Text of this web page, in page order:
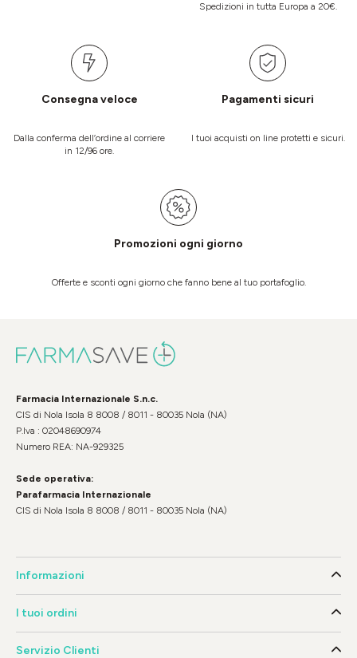
Spedizioni in tutta Europa a 20€.
Consegna veloce
Dalla conferma dell’ordine al corriere
in 12/96 ore.
Pagamenti sicuri
I tuoi acquisti on line protetti e sicuri.
Promozioni ogni giorno
Offerte e sconti ogni giorno che fanno bene al tuo portafoglio.
Farmacia Internazionale S.n.c.
CIS di Nola Isola 8 8008 / 8011 - 80035 Nola (NA)
P.Iva : 02048690974
Numero REA: NA-929325
Sede operativa:
Parafarmacia Internazionale
CIS di Nola Isola 8 8008 / 8011 - 80035 Nola (NA)
Informazioni
I tuoi ordini
Servizio Clienti